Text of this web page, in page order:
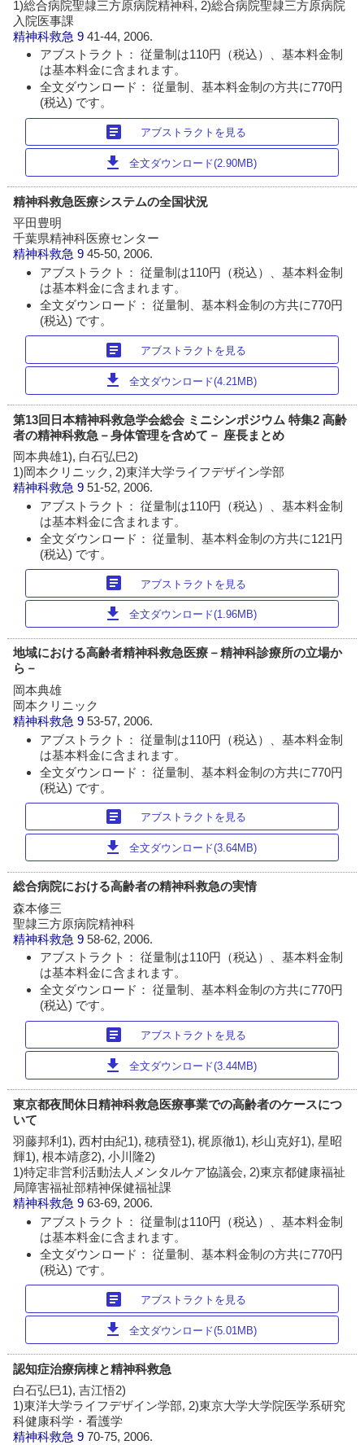
1)総合病院聖隷三方原病院精神科, 2)総合病院聖隷三方原病院
入院医事課
精神科救急 941-44, 2006.
アブストラクト： 従量制は110円（税込）、基本料金制
は基本料金に含まれます。
全文ダウンロード： 従量制、基本料金制の方共に770円
(税込) です。
article アブストラクトを見る
download 全文ダウンロード(2.90MB)
精神科救急医療システムの全国状況
平田豊明
千葉県精神科医療センター
精神科救急 945-50, 2006.
アブストラクト： 従量制は110円（税込）、基本料金制
は基本料金に含まれます。
全文ダウンロード： 従量制、基本料金制の方共に770円
(税込) です。
article アブストラクトを見る
download 全文ダウンロード(4.21MB)
第13回日本精神科救急学会総会 ミニシンポジウム 特集2 高齢
者の精神科救急－身体管理を含めて－ 座長まとめ
岡本典雄1), 白石弘巳2)
1)岡本クリニック, 2)東洋大学ライフデザイン学部
精神科救急 951-52, 2006.
アブストラクト： 従量制は110円（税込）、基本料金制
は基本料金に含まれます。
全文ダウンロード： 従量制、基本料金制の方共に121円
(税込) です。
article アブストラクトを見る
download 全文ダウンロード(1.96MB)
地域における高齢者精神科救急医療－精神科診療所の立場か
ら－
岡本典雄
岡本クリニック
精神科救急 953-57, 2006.
アブストラクト： 従量制は110円（税込）、基本料金制
は基本料金に含まれます。
全文ダウンロード： 従量制、基本料金制の方共に770円
(税込) です。
article アブストラクトを見る
download 全文ダウンロード(3.64MB)
総合病院における高齢者の精神科救急の実情
森本修三
聖隷三方原病院精神科
精神科救急 958-62, 2006.
アブストラクト： 従量制は110円（税込）、基本料金制
は基本料金に含まれます。
全文ダウンロード： 従量制、基本料金制の方共に770円
(税込) です。
article アブストラクトを見る
download 全文ダウンロード(3.44MB)
東京都夜間休日精神科救急医療事業での高齢者のケースにつ
いて
羽藤邦利1), 西村由紀1), 穂積登1), 梶原徹1), 杉山克好1), 星昭
輝1), 根本靖彦2), 小川隆2)
1)特定非営利活動法人メンタルケア協議会, 2)東京都健康福祉
局障害福祉部精神保健福祉課
精神科救急 963-69, 2006.
アブストラクト： 従量制は110円（税込）、基本料金制
は基本料金に含まれます。
全文ダウンロード： 従量制、基本料金制の方共に770円
(税込) です。
article アブストラクトを見る
download 全文ダウンロード(5.01MB)
認知症治療病棟と精神科救急
白石弘巳1), 吉江悟2)
1)東洋大学ライフデザイン学部, 2)東京大学大学院医学系研究
科健康科学・看護学
精神科救急 970-75, 2006.